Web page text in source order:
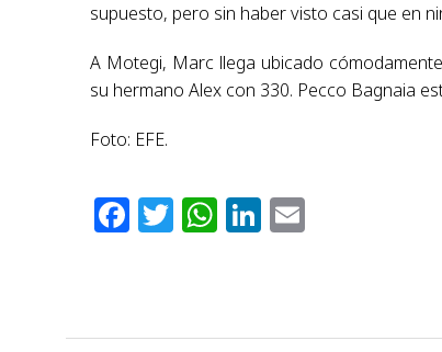
supuesto, pero sin haber visto casi que en
A Motegi, Marc llega ubicado
su hermano Alex con 330. Pecco Bagnaia
Foto: EFE.
Facebook
Twitter
WhatsApp
LinkedIn